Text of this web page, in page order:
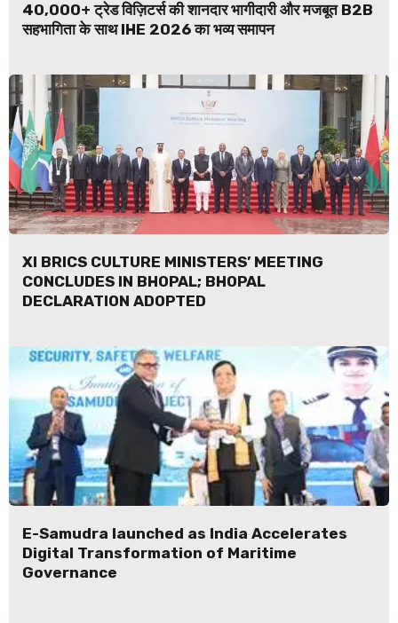
40,000+ ट्रेड विज़िटर्स की शानदार भागीदारी और मजबूत B2B
सहभागिता के साथ IHE 2026 का भव्य समापन
XI BRICS CULTURE MINISTERS’ MEETING
CONCLUDES IN BHOPAL; BHOPAL
DECLARATION ADOPTED
E-Samudra launched as India Accelerates
Digital Transformation of Maritime
Governance